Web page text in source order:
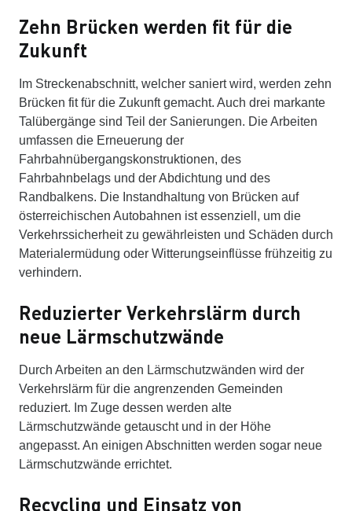
Zehn Brücken werden fit für die
Zukunft
Im Streckenabschnitt, welcher saniert wird, werden zehn
Brücken fit für die Zukunft gemacht. Auch drei markante
Talübergänge sind Teil der Sanierungen. Die Arbeiten
umfassen die Erneuerung der
Fahrbahnübergangskonstruktionen, des
Fahrbahnbelags und der Abdichtung und des
Randbalkens. Die Instandhaltung von Brücken auf
österreichischen Autobahnen ist essenziell, um die
Verkehrssicherheit zu gewährleisten und Schäden durch
Materialermüdung oder Witterungseinflüsse frühzeitig zu
verhindern.
Reduzierter Verkehrslärm durch
neue Lärmschutzwände
Durch Arbeiten an den Lärmschutzwänden wird der
Verkehrslärm für die angrenzenden Gemeinden
reduziert. Im Zuge dessen werden alte
Lärmschutzwände getauscht und in der Höhe
angepasst. An einigen Abschnitten werden sogar neue
Lärmschutzwände errichtet.
Recycling und Einsatz von